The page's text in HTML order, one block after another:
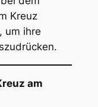
Kreuz
um ihre
am